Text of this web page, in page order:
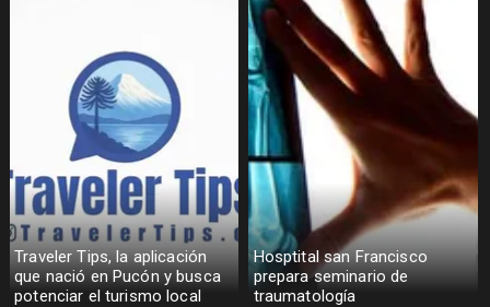
Traveler Tips, la aplicación
que nació en Pucón y busca
potenciar el turismo local
Hosptital san Francisco
prepara seminario de
traumatología